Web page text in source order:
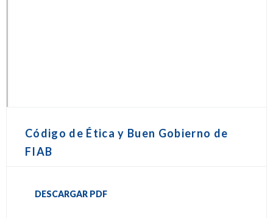
Código de Ética y Buen Gobierno de
FIAB
DESCARGAR PDF